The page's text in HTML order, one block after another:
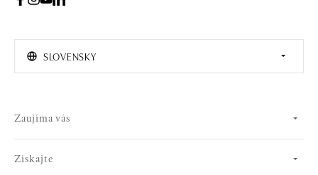
SLOVENSKY
Zaujíma vás
Získajte